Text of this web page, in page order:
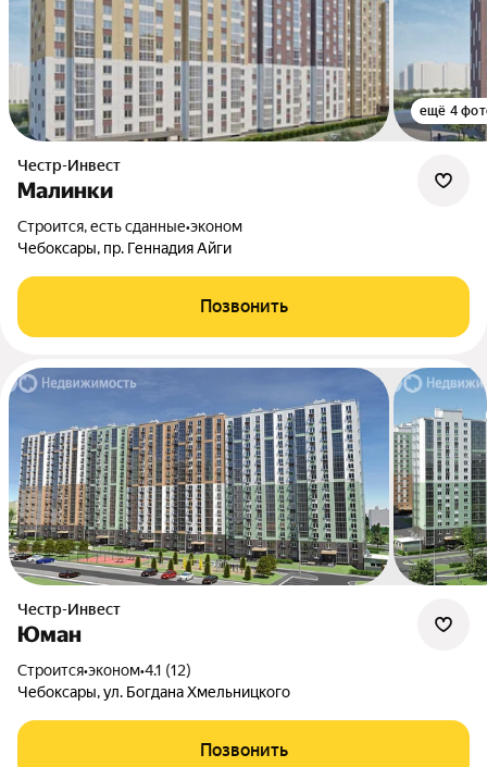
ещё 4
Честр-Инвест
Малинки
Строится, есть сданные•эконом
Чебоксары, пр. Геннадия Айги
Позвонить
Честр-Инвест
Юман
Строится•эконом•4.1 (12)
Чебоксары, ул. Богдана Хмельницкого
Позвонить